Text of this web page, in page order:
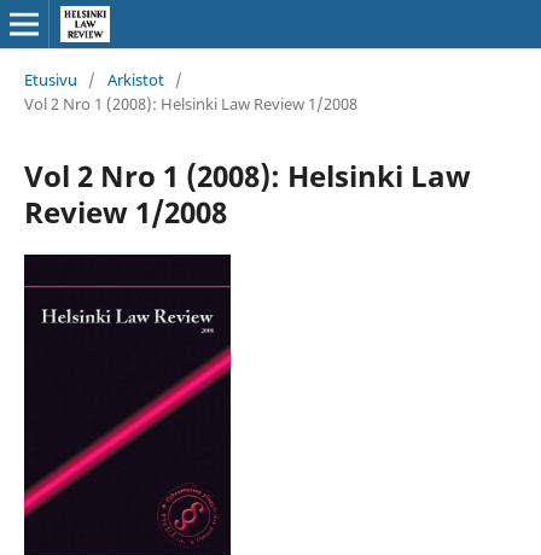
Etusivu / Arkistot /
Vol 2 Nro 1 (2008): Helsinki Law Review 1/2008
Vol 2 Nro 1 (2008): Helsinki Law
Review 1/2008